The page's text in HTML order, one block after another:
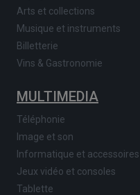
Arts et collections
Musique et instruments
Billetterie
Vins & Gastronomie
MULTIMEDIA
Téléphonie
Image et son
Informatique et accessoires
Jeux vidéo et consoles
Tablette